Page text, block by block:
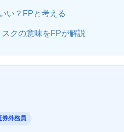
い？FPと考える
クの意味をFPが解説
券外務員